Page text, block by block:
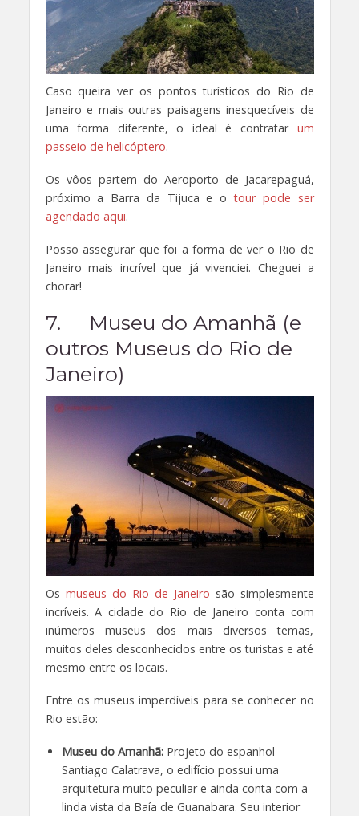
Caso queira ver os pontos turísticos do Rio de
Janeiro e mais outras paisagens inesquecíveis de
uma forma diferente, o ideal é contratar um
passeio de helicóptero.
Os vôos partem do Aeroporto de Jacarepaguá,
próximo a Barra da Tijuca e otour pode ser
agendado aqui.
Posso assegurar que foi a forma de ver o Rio de
Janeiro mais incrível que já vivenciei. Cheguei a
chorar!
7. Museu do Amanhã (e
outros Museus do Rio de
Janeiro)
Os museus do Rio de Janeiro são simplesmente
incríveis. A cidade do Rio de Janeiro conta com
inúmeros museus dos mais diversos temas,
muitos deles desconhecidos entre os turistas e até
mesmo entre os locais.
Entre os museus imperdíveis para se conhecer no
Rio estão:
Museu do Amanhã: Projeto do espanhol
Santiago Calatrava, o edifício possui uma
arquitetura muito peculiar e ainda conta com a
linda vista da Baía de Guanabara. Seu interior